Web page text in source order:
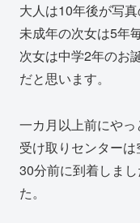
大人は10年後が写真
未成年の次女は5年
次女は中学2年のお
だと思います。
一カ月以上前にやっ
受け取りセンターは
30分前に到着しま
た。